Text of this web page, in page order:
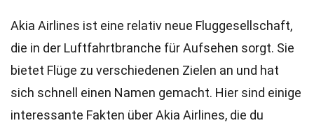
Akia Airlines ist eine relativ neue Fluggesellschaft,
die in der Luftfahrtbranche für Aufsehen sorgt. Sie
bietet Flüge zu verschiedenen Zielen an und hat
sich schnell einen Namen gemacht. Hier sind einige
interessante Fakten über Akia Airlines, die du